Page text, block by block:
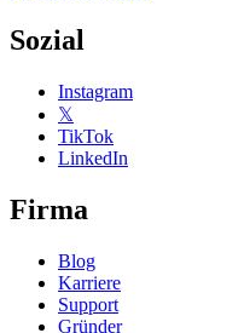
Sozial
Instagram
𝕏
TikTok
LinkedIn
Firma
Blog
Karriere
Support
Gründer